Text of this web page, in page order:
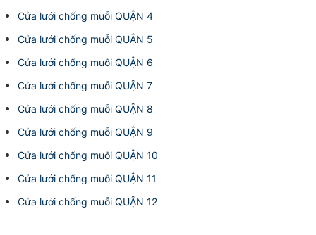
Cửa lưới chống muỗi QUẬN 4
Cửa lưới chống muỗi QUẬN 5
Cửa lưới chống muỗi QUẬN 6
Cửa lưới chống muỗi QUẬN 7
Cửa lưới chống muỗi QUẬN 8
Cửa lưới chống muỗi QUẬN 9
Cửa lưới chống muỗi QUẬN 10
Cửa lưới chống muỗi QUẬN 11
Cửa lưới chống muỗi QUẬN 12